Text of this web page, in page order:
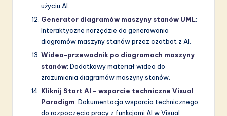
użyciu AI.
Generator diagramów maszyny stanów UML:
Interaktyczne narzędzie do generowania
diagramów maszyny stanów przez czatbot z AI.
Wideo-przewodnik po diagramach maszyny
stanów: Dodatkowy materiał wideo do
zrozumienia diagramów maszyny stanów.
Kliknij Start AI – wsparcie techniczne Visual
Paradigm: Dokumentacja wsparcia technicznego
do rozpoczęcia pracy z funkcjami AI w Visual